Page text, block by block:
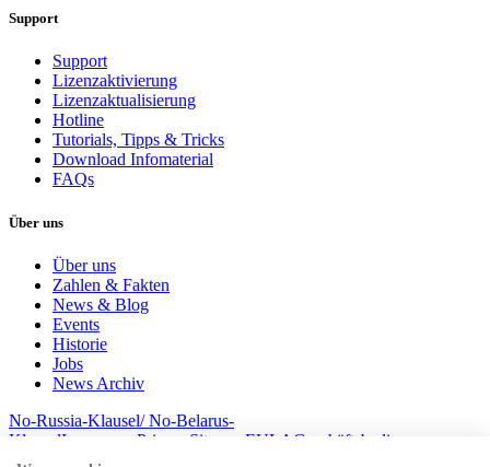
Support
Support
Lizenzaktivierung
Lizenzaktualisierung
Hotline
Tutorials, Tipps & Tricks
Download Infomaterial
FAQs
Über uns
Über uns
Zahlen & Fakten
News & Blog
Events
Historie
Jobs
News Archiv
No-Russia-Klausel/ No-Belarus-
KlauselImpressum Privacy Sitemap EULA Geschäftsbedingungem
© 2026 MesserSoft GmbH